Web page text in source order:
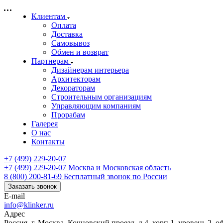
Клиентам
Оплата
Доставка
Самовывоз
Обмен и возврат
Партнерам
Дизайнерам интерьера
Архитекторам
Декораторам
Строительным организациям
Управляющим компаниям
Прорабам
Галерея
О нас
Контакты
+7 (499) 229-20-07
+7 (499) 229-20-07 Москва и Московская область
8 (800) 200-81-69 Бесплатный звонок по России
Заказать звонок
E-mail
info@klinker.ru
Адрес